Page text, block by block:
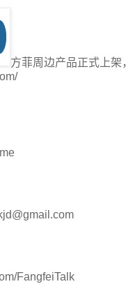
方菲周边产品正式上架，
FangfeiTalk